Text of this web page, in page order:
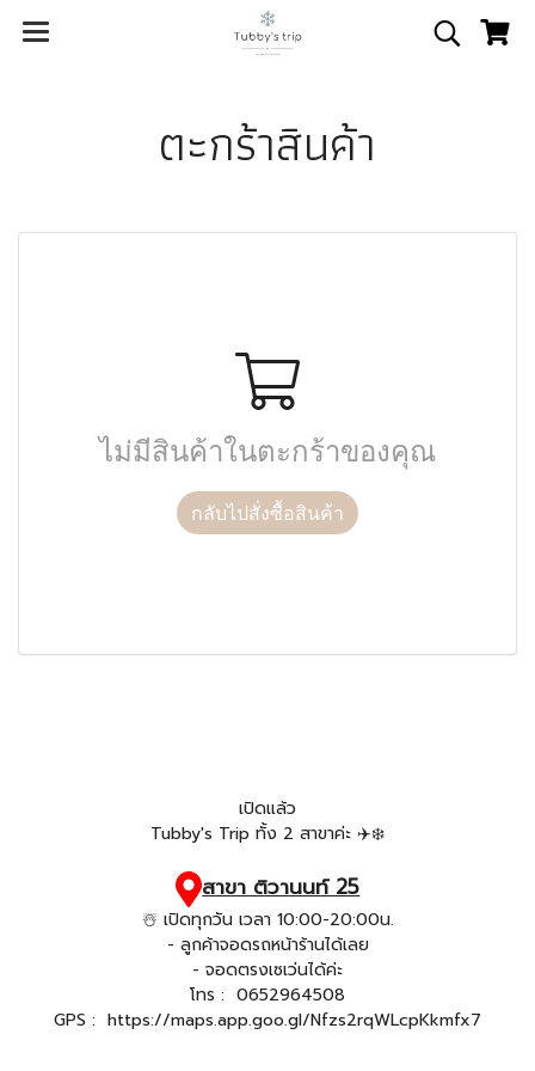
ตะกร้าสินค้า
ไม่มีสินค้าในตะกร้าของคุณ
กลับไปสั่งซื้อสินค้า
เปิดแล้ว
Tubby's Trip ทั้ง 2 สาขาค่ะ ✈️❄️
สาขา ติวานนท์ 25
☃️ เปิดทุกวัน เวลา 10:00-20:00น.
- ลูกค้าจอดรถหน้าร้านได้เลย
- จอดตรงเซเว่นได้ค่ะ
โทร : 0652964508
GPS : https://maps.app.goo.gl/Nfzs2rqWLcpKkmfx7